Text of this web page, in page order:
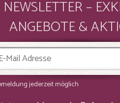
NEWSLETTER –
ANGEBOTE &
jederzeit möglich